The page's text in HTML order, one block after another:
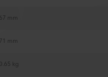
67 mm
71 mm
0.65 kg